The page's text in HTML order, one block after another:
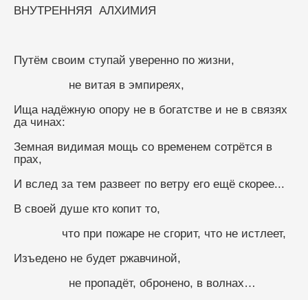
ВНУТРЕННЯЯ  АЛХИМИЯ
Путём своим ступай уверенно по жизни,
                не витая в эмпиреях,
Ища надёжную опору не в богатстве и не в связях
да чинах:
Земная видимая мощь со временем сотрётся в
прах,
И вслед за тем развеет по ветру его ещё скорее...
В своей душе кто копит то,
              что при пожаре не сгорит, что не истлеет,
Изъедено не будет ржавчиной,
                не пропадёт, обронено, в волнах…